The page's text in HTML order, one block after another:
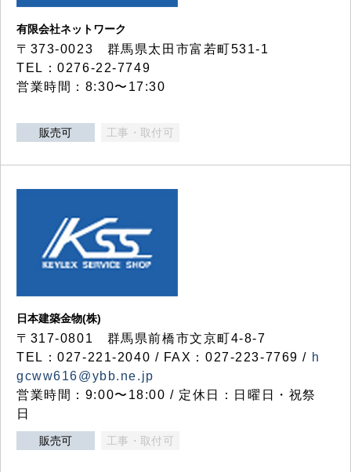
有限会社ネットワーク
〒373-0023 群馬県太田市富若町531-1
TEL：0276-22-7749
営業時間：8:30〜17:30
販売可 工事・取付可
日本建築金物(株)
〒317‐0801 群馬県前橋市文京町4-8-7
TEL：027-221-2040 / FAX：027-223-7769 / h
gcww616@ybb.ne.jp
営業時間：9:00〜18:00 / 定休日：日曜日・祝祭
日
販売可 工事・取付可